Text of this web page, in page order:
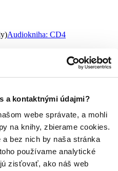
a kontaktnými údajmi?
webe správate, a mohli
na knihy, zbierame cookies.
a bez nich by naša stránka
používame analytické
zisťovať, ako náš web
Audiokniha: CD4